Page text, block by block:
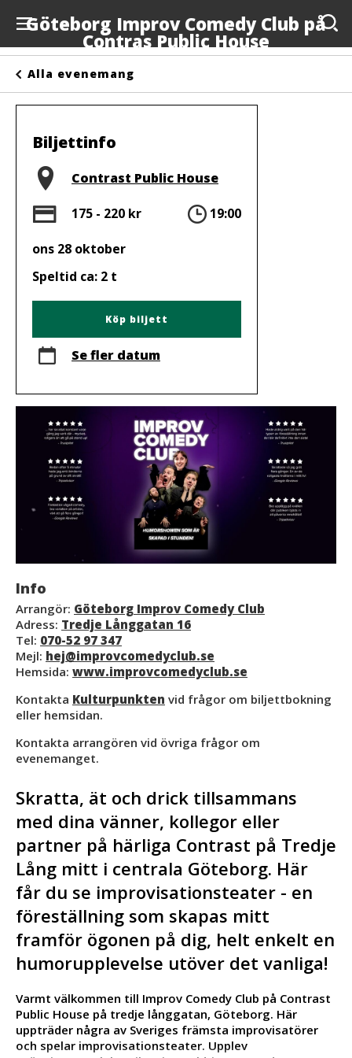
Göteborg Improv Comedy Club på
Contras Public House
Anslagstavlan
Arrangörer
Kontakta oss
Om oss
Alla evenemang
Biljettinfo
Plats
Contrast Public House
Pris
175 - 220 kr Tid
19:00
ons 28 oktober
Speltid ca: 2 t
Köp biljett
Se fler datum
Info
Arrangör: Göteborg Improv Comedy Club
Adress: Tredje Långgatan 16
Tel: 070-52 97 347
Mejl: hej@improvcomedyclub.se
Hemsida: www.improvcomedyclub.se
Kontakta Kulturpunkten vid frågor om biljettbokning
eller hemsidan.
Kontakta arrangören vid övriga frågor om
evenemanget.
Skratta, ät och drick tillsammans
med dina vänner, kollegor eller
partner på härliga Contrast på Tredje
Lång mitt i centrala Göteborg. Här
får du se improvisationsteater - en
föreställning som skapas mitt
framför ögonen på dig, helt enkelt en
humorupplevelse utöver det vanliga!
Varmt välkommen till Improv Comedy Club på Contrast
Public House på tredje långgatan, Göteborg. Här
uppträder några av Sveriges främsta improvisatörer
och spelar improvisationsteater. Upplev